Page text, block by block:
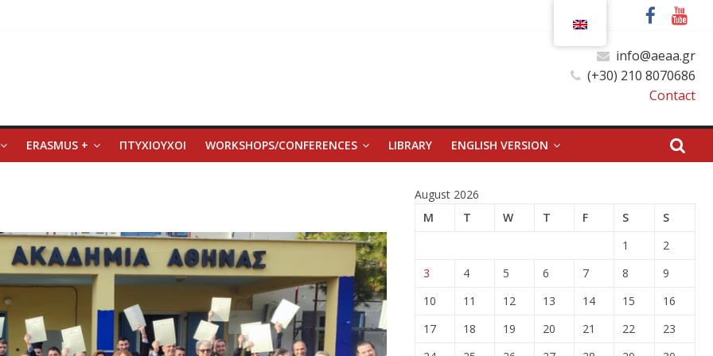
info@aeaa.gr
(+30) 210 8070686
Contact
ERASMUS + ΠΤΥΧΙΟΥΧΟΙ WORKSHOPS/CONFERENCES LIBRARY ENGLISH VERSION
August 2026
M
T W T F S
S
1
2
3
4 5 6 7 8
9
10
11 12 13 14 15
16
17
18 19 20 21 22
23